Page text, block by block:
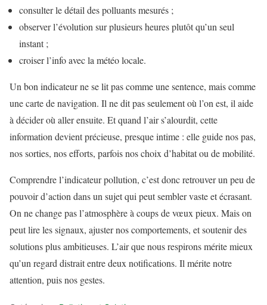
consulter le détail des polluants mesurés ;
observer l’évolution sur plusieurs heures plutôt qu’un seul
instant ;
croiser l’info avec la météo locale.
Un bon indicateur ne se lit pas comme une sentence, mais comme
une carte de navigation. Il ne dit pas seulement où l’on est, il aide
à décider où aller ensuite. Et quand l’air s’alourdit, cette
information devient précieuse, presque intime : elle guide nos pas,
nos sorties, nos efforts, parfois nos choix d’habitat ou de mobilité.
Comprendre l’indicateur pollution, c’est donc retrouver un peu de
pouvoir d’action dans un sujet qui peut sembler vaste et écrasant.
On ne change pas l’atmosphère à coups de vœux pieux. Mais on
peut lire les signaux, ajuster nos comportements, et soutenir des
solutions plus ambitieuses. L’air que nous respirons mérite mieux
qu’un regard distrait entre deux notifications. Il mérite notre
attention, puis nos gestes.